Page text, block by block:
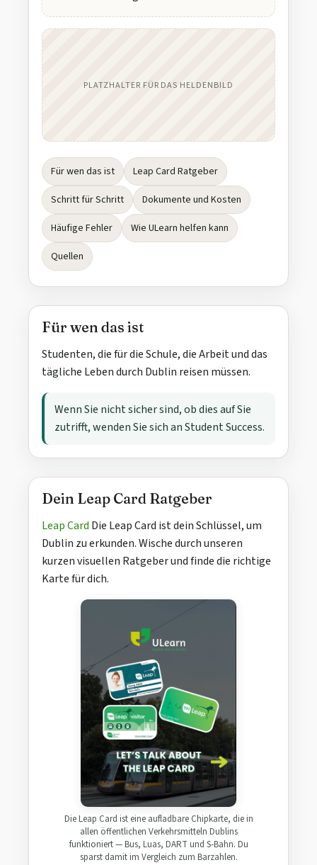
PLATZHALTER FÜR DAS HELDENBILD
Für wen das ist
Leap Card Ratgeber
Schritt für Schritt
Dokumente und Kosten
Häufige Fehler
Wie ULearn helfen kann
Quellen
Für wen das ist
Studenten, die für die Schule, die Arbeit und das
tägliche Leben durch Dublin reisen müssen.
Wenn Sie nicht sicher sind, ob dies auf Sie
zutrifft, wenden Sie sich an Student Success.
Dein Leap Card Ratgeber
Leap Card Die Leap Card ist dein Schlüssel, um
Dublin zu erkunden. Wische durch unseren
kurzen visuellen Ratgeber und finde die richtige
Karte für dich.
Die Leap Card ist eine aufladbare Chipkarte, die in
allen öffentlichen Verkehrsmitteln Dublins
funktioniert — Bus, Luas, DART und S-Bahn. Du
sparst damit im Vergleich zum Barzahlen.